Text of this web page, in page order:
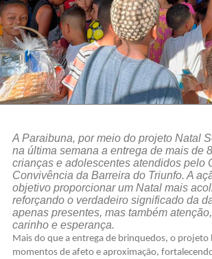
A Paraibuna, por meio do projeto Natal
na última semana a entrega de mais de
crianças e adolescentes atendidos pelo
Convivência da Barreira do Triunfo. A
objetivo proporcionar um Natal mais
reforçando o verdadeiro significado da
apenas presentes, mas também
carinho e esperança.
Mais do que a entrega de brinquedos, o
momentos de afeto e aproximação,